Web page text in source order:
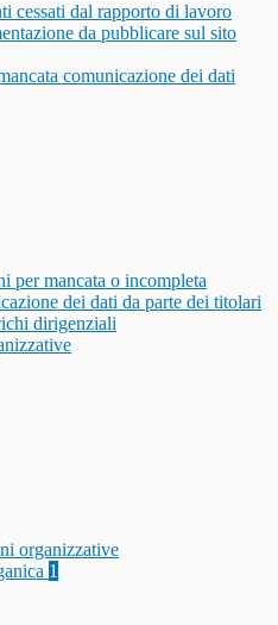
cessati dal rapporto di lavoro
da pubblicare sul sito
comunicazione dei dati
per mancata o incompleta
dei dati da parte dei titolari
dirigenziali
organizzative
1